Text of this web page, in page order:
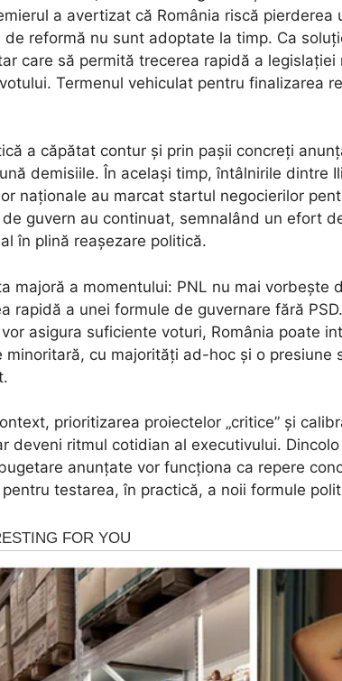
a avertizat că România riscă
de reformă nu sunt adoptate la timp. Ca
care să permită trecerea rapidă a
Termenul vehiculat pentru finalizarea
a căpătat contur și prin pașii concreți
demisiile. În același timp, întâlnirile dintre
naționale au marcat startul negocierilor
guvern au continuat, semnalând un efort
în plină reașezare politică.
majoră a momentului: PNL nu mai vorbește
rapidă a unei formule de guvernare fără
asigura suficiente voturi, România poate
minoritară, cu majorități ad-hoc și o presiune
prioritizarea proiectelor „critice” și
deveni ritmul cotidian al executivului.
anunțate vor funcționa ca repere
testarea, în practică, a noii formule